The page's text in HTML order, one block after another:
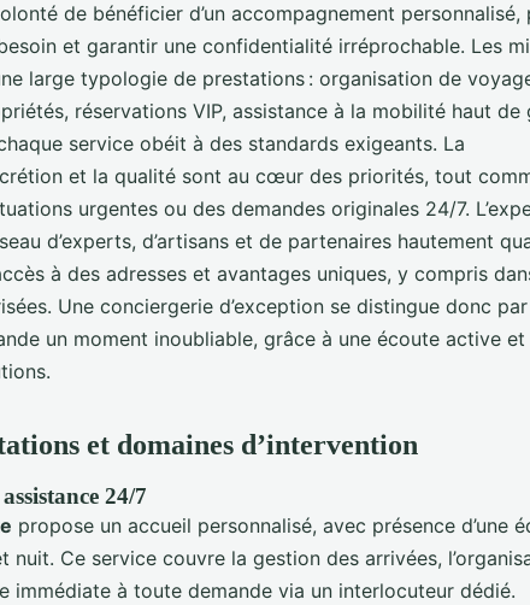
de bénéficier d’un accompagnement personnalisé,
et garantir une confidentialité irréprochable. Les
large typologie de prestations : organisation de
réservations VIP, assistance à la mobilité haut de
service obéit à des standards exigeants. La
et la qualité sont au cœur des priorités, tout
urgentes ou des demandes originales 24/7.
d’experts, d’artisans et de partenaires hautement
à des adresses et avantages uniques, y compris
Une conciergerie d’exception se distingue donc
un moment inoubliable, grâce à une écoute active et
et domaines d’intervention
24/7
propose un accueil personnalisé, avec présence d’une
nuit. Ce service couvre la gestion des arrivées,
immédiate à toute demande via un interlocuteur dédié.